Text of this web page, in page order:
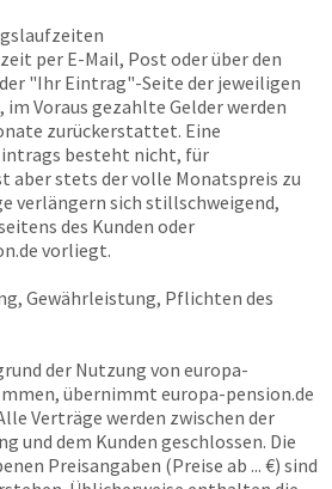
per E-Mail, Post oder über den
"Ihr Eintrag"-Seite der jeweiligen
Voraus gezahlte Gelder werden
zurückerstattet. Eine
besteht nicht, für
aber stets der volle Monatspreis zu
verlängern sich stillschweigend,
des Kunden oder
vorliegt.
Gewährleistung, Pflichten des
der Nutzung von europa-
übernimmt europa-pension.de
Verträge werden zwischen der
und dem Kunden geschlossen. Die
Preisangaben (Preise ab ... €) sind